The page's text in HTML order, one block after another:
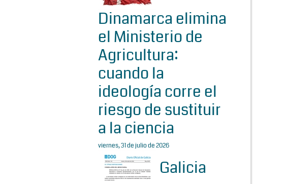
Dinamarca elimina
el Ministerio de
Agricultura:
cuando la
ideología corre el
riesgo de sustituir
a la ciencia
viernes, 31 de julio de 2026
Galicia